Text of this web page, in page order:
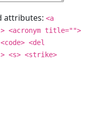
attributes: <a
title="">
<del
<s> <strike>